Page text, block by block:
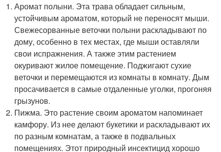
Аромат полыни. Эта трава обладает сильным,
устойчивым ароматом, который не переносят мыши.
Свежесорванные веточки полыни раскладывают по
дому, особенно в тех местах, где мыши оставляли
свои испражнения. А также этим растением
окуривают жилое помещение. Поджигают сухие
веточки и перемещаются из комнаты в комнату. Дым
просачивается в самые отдаленные уголки, прогоняя
грызунов.
Пижма. Это растение своим ароматом напоминает
камфору. Из нее делают букетики и раскладывают их
по разным комнатам, а также в подвальных
помещениях. Этот природный инсектицид хорошо